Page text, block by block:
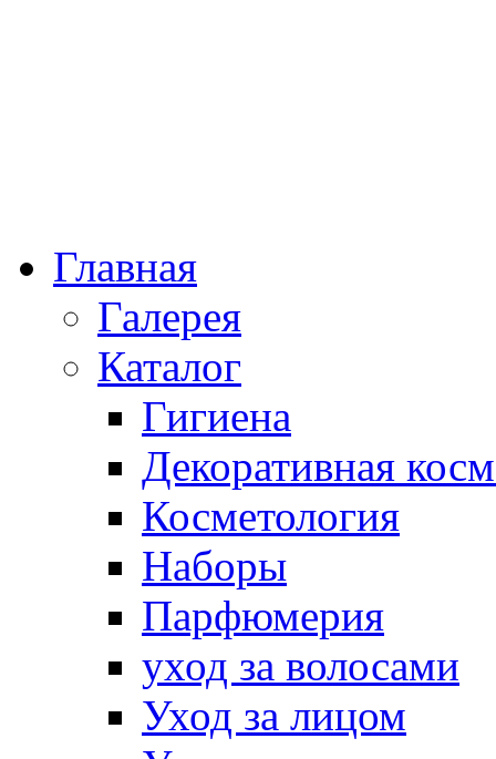
Главная
Галерея
Каталог
Гигиена
Декоративная
Косметология
Наборы
Парфюмерия
уход за волосами
Уход за лицом